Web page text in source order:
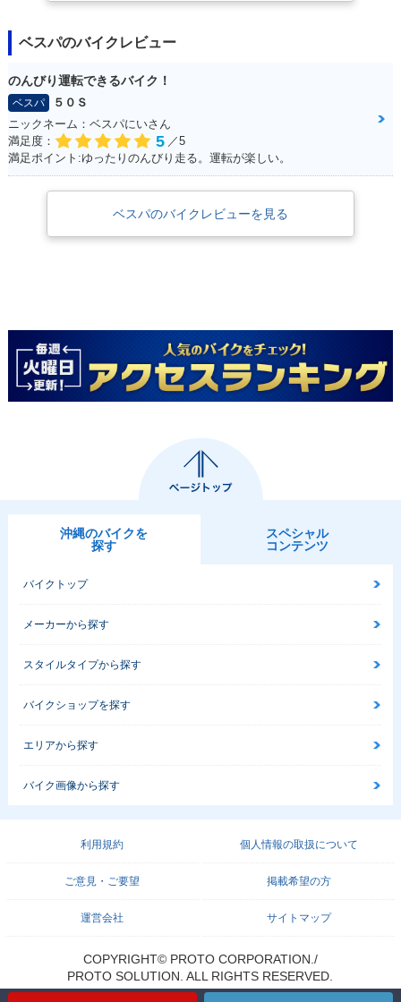
ベスパのバイクレビュー
のんびり運転できるバイク！
ベスパ
５０Ｓ
ニックネーム：ベスパにいさん
満足度：
5 ／5
満足ポイント:ゆったりのんびり走る。運転が楽しい。
ベスパのバイクレビューを見る
沖縄のバイクを
探す
スペシャル
コンテンツ
バイクトップ
メーカーから探す
スタイルタイプから探す
バイクショップを探す
エリアから探す
バイク画像から探す
利用規約 個人情報の取扱について
ご意見・ご要望 掲載希望の方
運営会社 サイトマップ
COPYRIGHT© PROTO CORPORATION./
PROTO SOLUTION. ALL RIGHTS RESERVED.